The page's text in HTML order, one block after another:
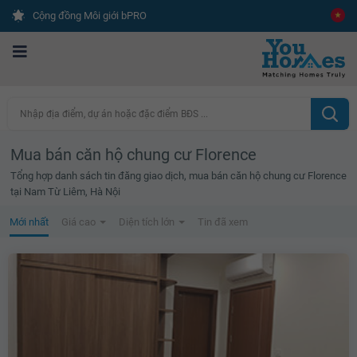
Cộng đồng Môi giới bPRO
Nhập địa điểm, dự án hoặc đặc điểm BĐS ...
Mua bán căn hộ chung cư Florence
Tổng hợp danh sách tin đăng giao dịch, mua bán căn hộ chung cư Florence
tại Nam Từ Liêm, Hà Nội
Mới nhất Giá cao Diện tích lớn Tin đã xem